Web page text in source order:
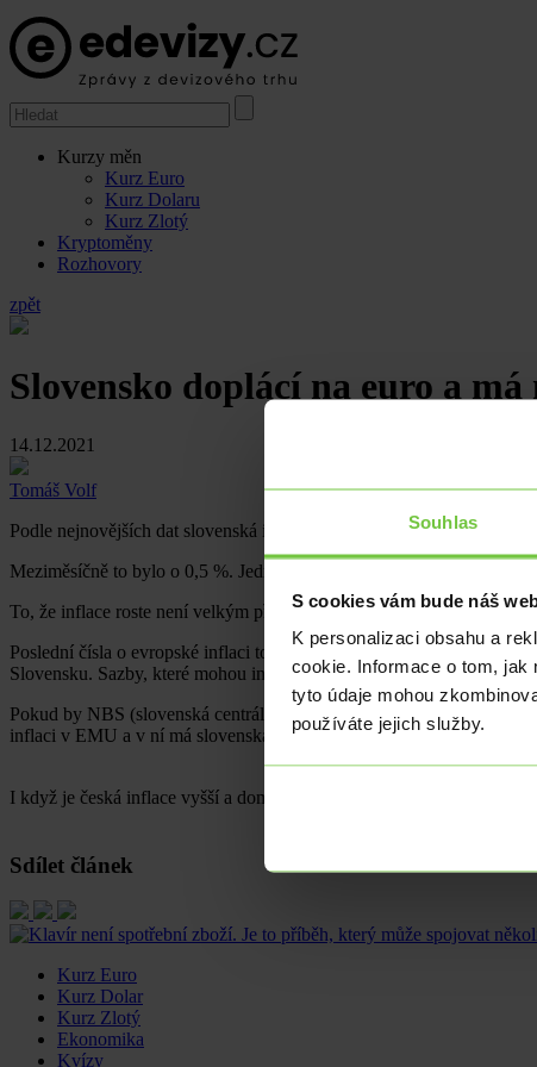
Souhlas
S cookies vám bude náš
K personalizaci obsahu a
cookie. Informace o tom,
tyto údaje mohou
používáte jejich služby.
Kurzy měn
Kurz Euro
Kurz Dolaru
Kurz Zlotý
Kryptoměny
Rozhovory
zpět
Slovensko doplácí na euro a
14.12.2021
Tomáš Volf
Podle nejnovějších dat slovenská inflace v listopadu meziročně
Meziměsíčně to bylo o 0,5 %. Jedná se o desátý, po sobě jdoucí,
To, že inflace roste není velkým překvapením, ostatně vidíme to
Poslední čísla o evropské inflaci totiž ukazují, že v zemích platící
Slovensku. Sazby, které mohou inflaci alespoň mírně zkrotit jsou
Pokud by NBS (slovenská centrální banka) měla pravomoci
inflaci v EMU a v ní má slovenská inflace minimální zastoupení.
I když je česká inflace vyšší a domácí ceny rostou o 6 %, ČNB
Sdílet článek
Kurz Euro
Kurz Dolar
Kurz Zlotý
Ekonomika
Kvízy